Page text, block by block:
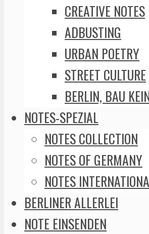
CREATIVE NOTES
ADBUSTING
URBAN POETRY
STREET CULTURE
BERLIN, BAU
NOTES-SPEZIAL
NOTES COLLECTION
NOTES OF GERMANY
NOTES
BERLINER ALLERLEI
NOTE EINSENDEN